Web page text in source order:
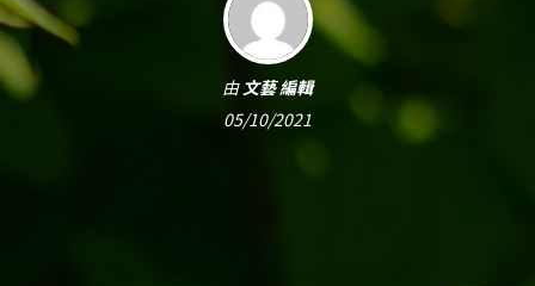
由文藝 編輯
05/10/2021